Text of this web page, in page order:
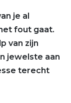
je al
fout gaat.
van zijn
jewelste aan
terecht